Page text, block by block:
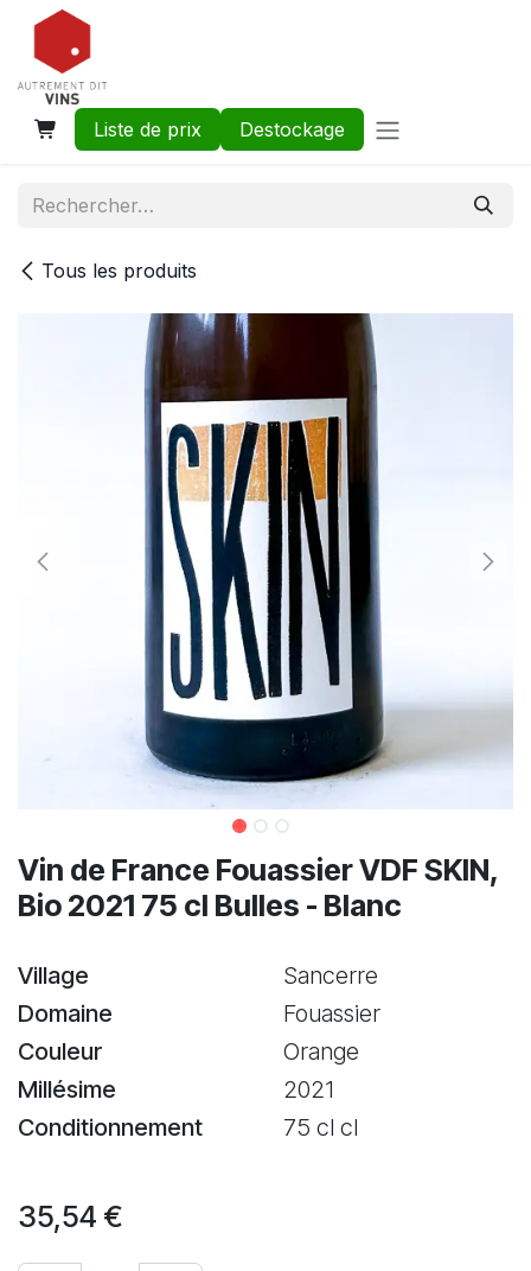
Se rendre au contenu
Liste de prix Destockage
Tous les produits
Vin de France Fouassier VDF SKIN,
Bio 2021 75 cl Bulles - Blanc
Village
Sancerre
Domaine
Fouassier
Couleur
Orange
Millésime
2021
Conditionnement
75 cl cl
35,54 €